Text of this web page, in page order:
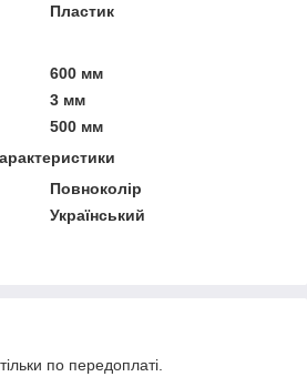
Пластик
600 мм
3 мм
500 мм
Повноколір
Український
по передоплаті.